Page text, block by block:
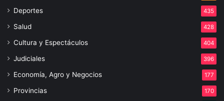
Deportes 435
Salud 428
Cultura y Espectáculos 404
Judiciales 396
Economía, Agro y Negocios 177
Provincias 170